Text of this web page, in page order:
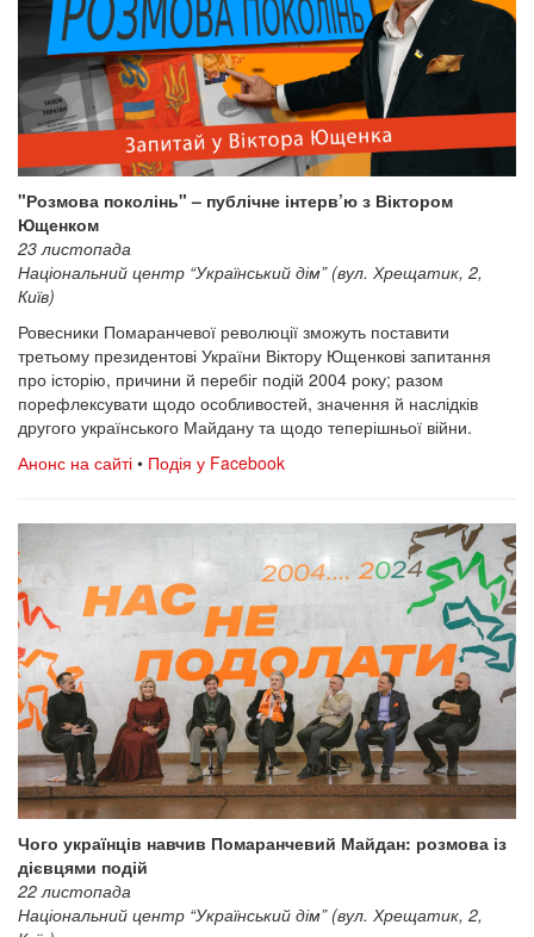
"Розмова поколінь" – публічне інтерв’ю з Віктором
Ющенком
23 листопада
Національний центр “Український дім” (вул. Хрещатик, 2,
Київ)
Ровесники Помаранчевої революції зможуть поставити
третьому президентові України Віктору Ющенкові запитання
про історію, причини й перебіг подій 2004 року; разом
порефлексувати щодо особливостей, значення й наслідків
другого українського Майдану та щодо теперішньої війни.
Анонс на сайті • Подія у Facebook
Чого українців навчив Помаранчевий Майдан: розмова із
дієвцями подій
22 листопада
Національний центр “Український дім” (вул. Хрещатик, 2,